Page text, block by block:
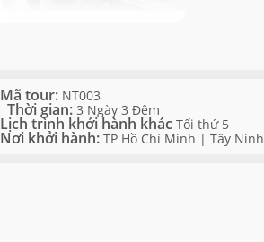
Mã tour: NT003
Thời gian:3 Ngày 3 Đêm
Lịch trình khởi hành khácTối thứ 5
Nơi khởi hành:TP Hồ Chí Minh | Tây Ninh